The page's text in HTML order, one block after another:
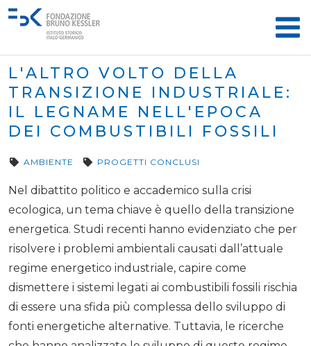
L'ALTRO VOLTO DELLA
TRANSIZIONE INDUSTRIALE:
IL LEGNAME NELL'EPOCA
DEI COMBUSTIBILI FOSSILI
AMBIENTE PROGETTI CONCLUSI
Nel dibattito politico e accademico sulla crisi
ecologica, un tema chiave è quello della transizione
energetica. Studi recenti hanno evidenziato che per
risolvere i problemi ambientali causati dall’attuale
regime energetico industriale, capire come
dismettere i sistemi legati ai combustibili fossili rischia
di essere una sfida più complessa dello sviluppo di
fonti energetiche alternative. Tuttavia, le ricerche